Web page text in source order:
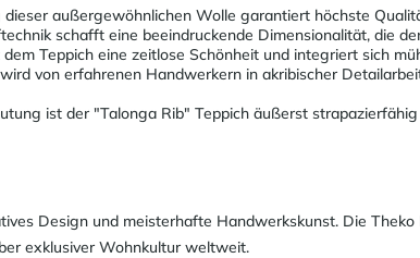
außergewöhnlichen Wolle garantiert höchste
schafft eine beeindruckende Dimensionalität, die
Teppich eine zeitlose Schönheit und integriert sich
von erfahrenen Handwerkern in akribischer
ist der "Talonga Rib" Teppich äußerst
Design und meisterhafte Handwerkskunst. Die
exklusiver Wohnkultur weltweit.